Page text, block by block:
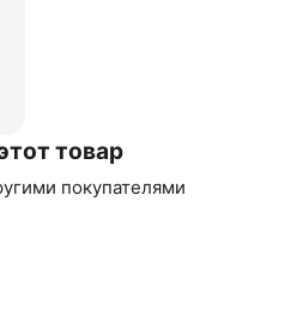
товар
покупателями